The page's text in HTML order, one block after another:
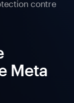
contre
Meta